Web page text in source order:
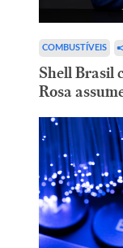
COMBUSTÍVEIS
Shell Brasil
Rosa